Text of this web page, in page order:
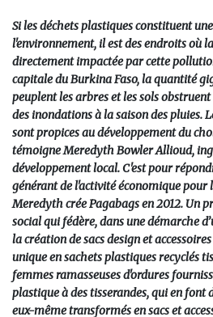
Si les déchets plastiques constituent
l'environnement, il est des endroits où
directement impactée par cette
capitale du Burkina Faso, la quantité
peuplent les arbres et les sols
des inondations à la saison des pluies.
sont propices au développement du
témoigne Meredyth Bowler Allioud,
développement local. C'est pour
générant de l'activité économique pour
Meredyth crée Pagabags en 2012. Un
social qui fédère, dans une démarche
la création de sacs design et
unique en sachets plastiques recyclés
femmes ramasseuses d'ordures
plastique à des tisserandes, qui en font
eux-même transformés en sacs et